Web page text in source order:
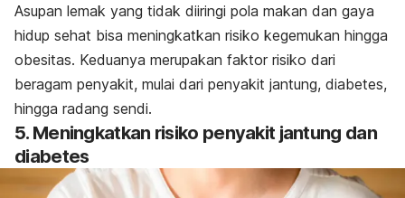
Asupan lemak yang tidak diiringi pola makan dan gaya
hidup sehat bisa meningkatkan risiko kegemukan hingga
obesitas. Keduanya merupakan faktor risiko dari
beragam penyakit, mulai dari penyakit jantung, diabetes,
hingga radang sendi.
5. Meningkatkan risiko penyakit jantung dan
diabetes